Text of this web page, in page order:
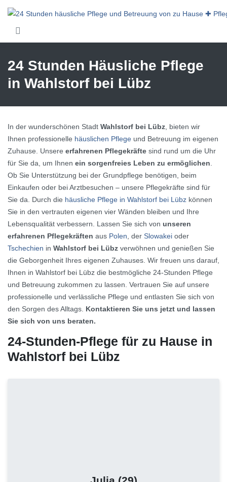
24 Stunden Häusliche Pflege
in Wahlstorf bei Lübz
In der wunderschönen Stadt Wahlstorf bei Lübz, bieten wir
Ihnen professionelle häuslichen Pflege und Betreuung im eigenen
Zuhause. Unsere erfahrenen Pflegekräfte sind rund um die Uhr
für Sie da, um Ihnen ein sorgenfreies Leben zu ermöglichen.
Ob Sie Unterstützung bei der Grundpflege benötigen, beim
Einkaufen oder bei Arztbesuchen – unsere Pflegekräfte sind für
Sie da. Durch die häusliche Pflege in Wahlstorf bei Lübz können
Sie in den vertrauten eigenen vier Wänden bleiben und Ihre
Lebensqualität verbessern. Lassen Sie sich von unseren
erfahrenen Pflegekräften aus Polen, der Slowakei oder
Tschechien in Wahlstorf bei Lübz verwöhnen und genießen Sie
die Geborgenheit Ihres eigenen Zuhauses. Wir freuen uns darauf,
Ihnen in Wahlstorf bei Lübz die bestmögliche 24-Stunden Pflege
und Betreuung zukommen zu lassen. Vertrauen Sie auf unsere
professionelle und verlässliche Pflege und entlasten Sie sich von
den Sorgen des Alltags. Kontaktieren Sie uns jetzt und lassen
Sie sich von uns beraten.
24-Stunden-Pflege für zu Hause in
Wahlstorf bei Lübz